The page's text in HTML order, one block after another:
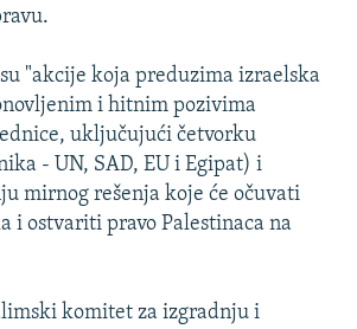
BIH 2024.
"akcije koja preduzima izraelska
i hitnim pozivima
uključujući četvorku
- UN, SAD, EU i Egipat) i
mirnog rešenja koje će očuvati
i ostvariti pravo Palestinaca na
komitet za izgradnju i